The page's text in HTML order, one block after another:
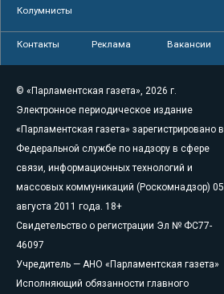
Колумнисты
Контакты Реклама Вакансии
© «Парламентская газета», 2026 г.
Электронное периодическое издание
«Парламентская газета» зарегистрировано в
Федеральной службе по надзору в сфере
связи, информационных технологий и
массовых коммуникаций (Роскомнадзор) 05
августа 2011 года. 18+
Свидетельство о регистрации Эл № ФС77-
46097
Учредитель — АНО «Парламентская газета»
Исполняющий обязанности главного